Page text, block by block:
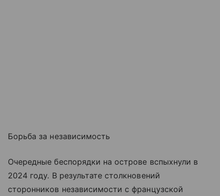
Борьба за независимость
Очередные беспорядки на острове вспыхнули в
2024 году. В результате столкновений
сторонников независимости с французской